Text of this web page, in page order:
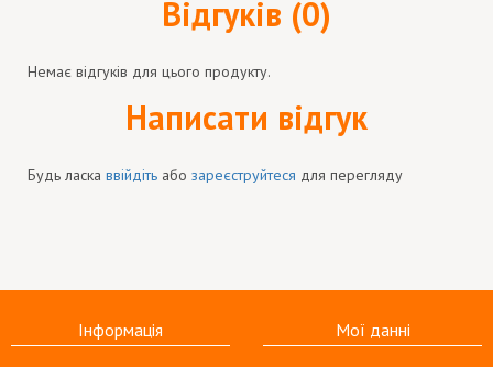
Відгуків (0)
Немає відгуків для цього продукту.
Написати відгук
Будь ласка ввійдіть або зареєструйтеся для перегляду
Інформація Мої данні